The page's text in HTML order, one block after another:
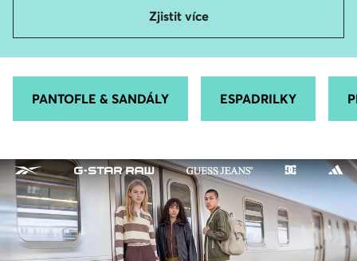
Zjistit více
PANTOFLE & SANDÁLY ESPADRILKY